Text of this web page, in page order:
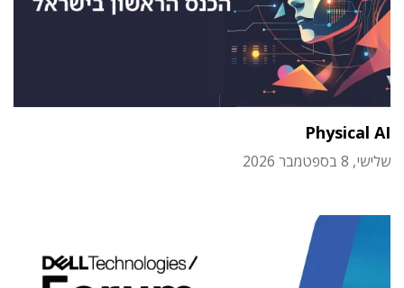
Physical AI
שלישי, 8 בספטמבר 2026